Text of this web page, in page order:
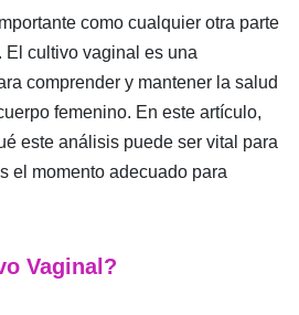
como cualquier otra parte
El cultivo vaginal es una
comprender y mantener la salud
femenino. En este artículo,
este análisis puede ser vital para
el momento adecuado para
Vaginal?